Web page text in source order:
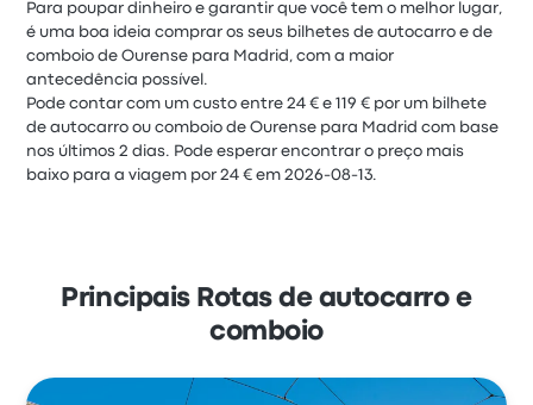
Para poupar dinheiro e garantir que você tem o melhor lugar,
é uma boa ideia comprar os seus bilhetes de autocarro e de
comboio de Ourense para Madrid, com a maior
antecedência possível.
Pode contar com um custo entre 24 € e 119 € por um bilhete
de autocarro ou comboio de Ourense para Madrid com base
nos últimos 2 dias. Pode esperar encontrar o preço mais
baixo para a viagem por 24 € em 2026-08-13.
Principais Rotas de autocarro e
comboio